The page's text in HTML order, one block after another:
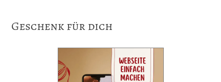
Geschenk für dich